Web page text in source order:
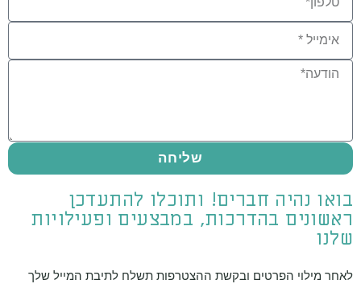
שליחה
בואו נהיה חברים! ותוכלו להתעדכן
ראשונים בהדרכות, במבצעים ופעילויות
שלנו
לאחר מילוי הפרטים ובקשת ההצטרפות תשלח לתיבת המייל שלך